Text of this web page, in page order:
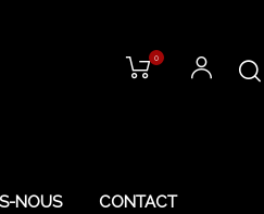
0
NOUS CONTACT